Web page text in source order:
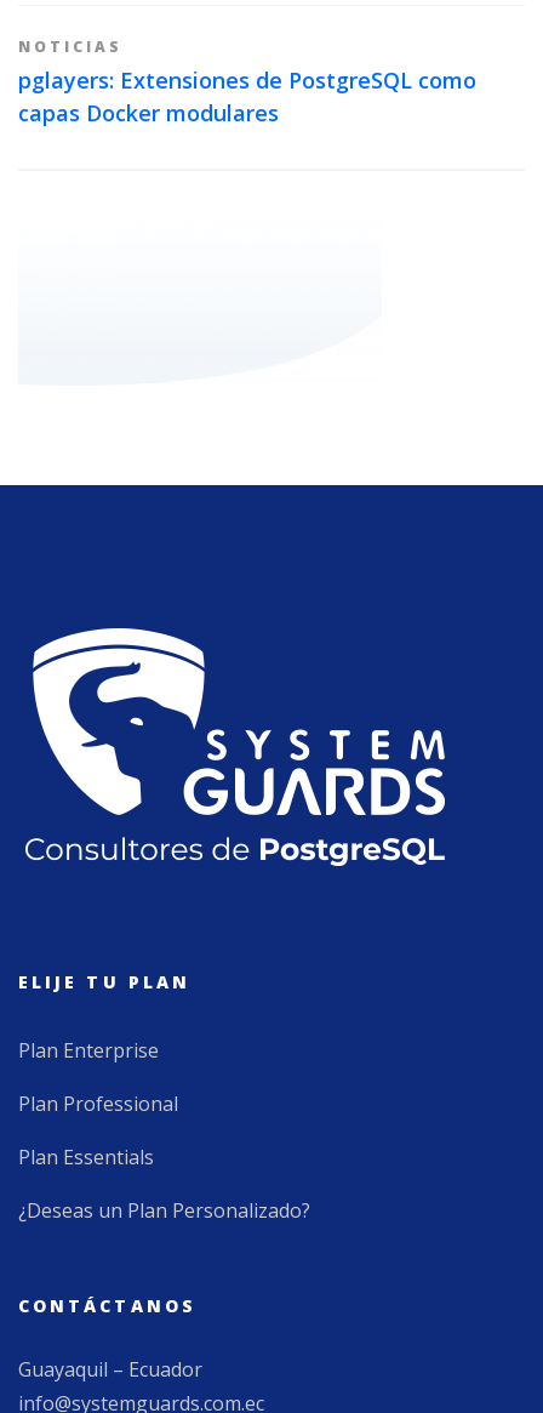
NOTICIAS
pglayers: Extensiones de PostgreSQL como
capas Docker modulares
ELIJE TU PLAN
Plan Enterprise
Plan Professional
Plan Essentials
¿Deseas un Plan Personalizado?
CONTÁCTANOS
Guayaquil – Ecuador
info@systemguards.com.ec